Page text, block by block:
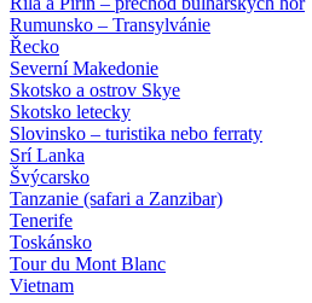
Rumunsko – Transylvánie
Řecko
Severní Makedonie
Skotsko a ostrov Skye
Skotsko letecky
Slovinsko – turistika nebo ferraty
Srí Lanka
Švýcarsko
Tanzanie (safari a Zanzibar)
Tenerife
Toskánsko
Tour du Mont Blanc
Vietnam